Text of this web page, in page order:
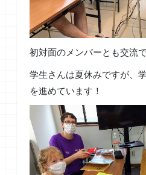
初対面のメンバーとも交流
学生さんは夏休みですが、
を進めています！